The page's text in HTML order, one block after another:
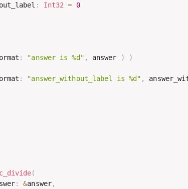
: Int32 = 0
: "answer is %d" , answer ) )
: "answer_without_label is %d" ,
(
: &answer,